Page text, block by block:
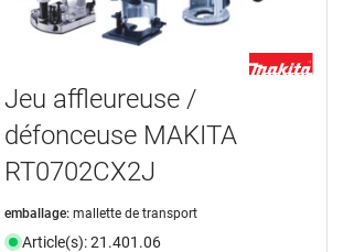
Jeu affleureuse /
défonceuse MAKITA
RT0702CX2J
emballage: mallette de transport
Article(s): 21.401.06